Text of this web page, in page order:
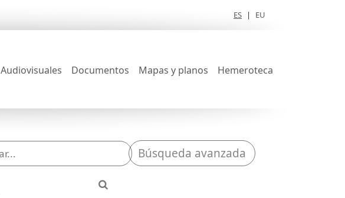
ES | EU
Audiovisuales Documentos Mapas y planos Hemeroteca
Búsqueda avanzada